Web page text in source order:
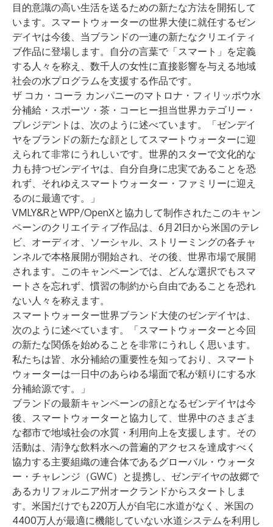
目的意識の高い生活を送るための新たな方法を開拓して
います。スマートウォーターの世界大使に就任するゼン
デイヤは今後、当ブランドの一連の新たなクリエイティ
ブ作品に登場します。自分の言葉で「スマート」を定義
する人々を称え、数千人の女性に直接影響を与える地域
社会の水プログラムを支援する作品です。
ザ コカ・コーラ カンパニーのマトロナ・フィリッポウ水
分補給・スポーツ・茶・コーヒー担当世界カテゴリー・
プレジデントは、次のように述べています。「ゼンデイ
ヤをブランドの新たな顔としてスマートウォーターに迎
えられて非常にうれしいです。世界的スターで文化的な
力も持つゼンデイヤは、自分自身に忠実であることを恐
れず、それゆえスマートウォーター・ファミリーに迎え
るのに最適です。」
VMLY&RとWPP/OpenXと協力して制作されたこのキャン
ペーンのクリエイティブ作品は、6月21日から米国のテレ
ビ、オーディオ、ソーシャル、ストリーミングの各チャ
ンネルで本格展開が開始され、その後、世界市場で展開
されます。このキャンペーンでは、どんな選択でもスマ
ートさを忘れず、慣習の制約から自由であることを恐れ
ない人々を称えます。
スマートウォーター世界ブランド大使のゼンデイヤは、
次のように述べています。「スマートウォーターと今回
の新たな関係を始めることを非常にうれしく思います。
私たちは皆、水分補給の重要性を知っており、スマート
ウォーターは一日中のあらゆる場面で私が頼りにする水
分補給源です。」
ブランドの最新キャンペーンの顔となるゼンデイヤは今
後、スマートウォーターと協力して、世界中のさまざま
な都市で地域社会の水質・利用向上を支援します。その
活動は、清浄な飲料水への普遍的アクセスを達成すべく
協力する主要組織の連合体であるグローバル・ウォータ
ー・チャレンジ（GWC） と提携し、ゼンデイヤの故郷で
あるカリフォルニア州オークランドからスタートしま
す。米国だけでも220万人が自宅に水道がなく、米国の
4400万人が最適に機能していない水道システムを利用し